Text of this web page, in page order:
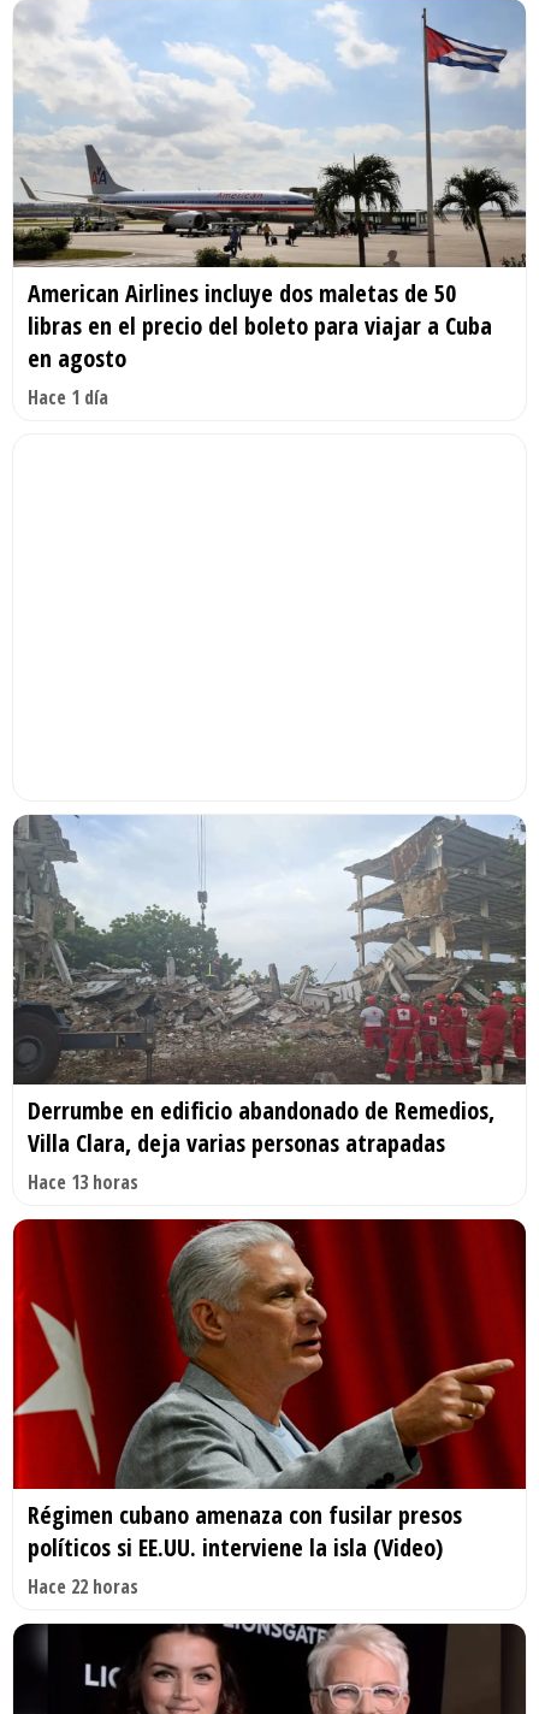
American Airlines incluye dos maletas de 50
libras en el precio del boleto para viajar a Cuba
en agosto
Hace 1 día
Derrumbe en edificio abandonado de Remedios,
Villa Clara, deja varias personas atrapadas
Hace 13 horas
Régimen cubano amenaza con fusilar presos
políticos si EE.UU. interviene la isla (Video)
Hace 22 horas